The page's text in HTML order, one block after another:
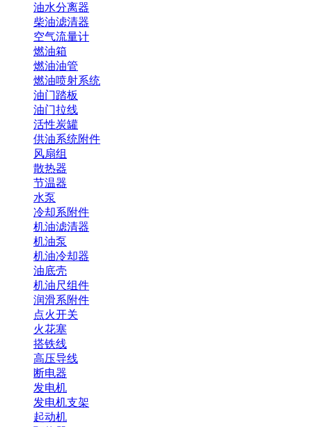
油水分离器
柴油滤清器
空气流量计
燃油箱
燃油油管
燃油喷射系统
油门踏板
油门拉线
活性炭罐
供油系统附件
风扇组
散热器
节温器
水泵
冷却系附件
机油滤清器
机油泵
机油冷却器
油底壳
机油尺组件
润滑系附件
点火开关
火花塞
搭铁线
高压导线
断电器
发电机
发电机支架
起动机